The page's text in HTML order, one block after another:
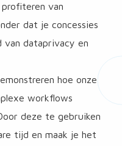
van
dat je concessies
dataprivacy en
hoe onze
workflows
deze te gebruiken
tijd en maak je het